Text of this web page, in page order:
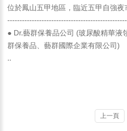
位於鳳山五甲地區，臨近五甲自強夜
● Dr.藝群保養品公司 (玻尿酸精華液
群保養品、藝群國際企業有限公司)
..
上一頁